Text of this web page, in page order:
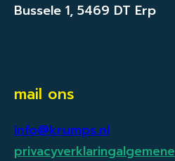
Bussele 1, 5469 DT Erp
mail ons
info@krumps.nl
privacyverklaringalgemene